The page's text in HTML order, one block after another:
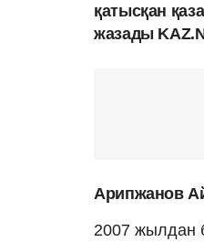
қатысқан
жазады
Арипжанов
2007 жылдан